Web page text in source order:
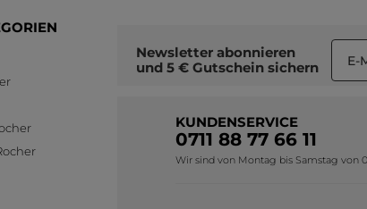
Newsletter abonnieren
und 5 € Gutschein sichern
KUNDENSERVICE
0711 88 77 66 11
Wir sind von Montag bis Samstag von